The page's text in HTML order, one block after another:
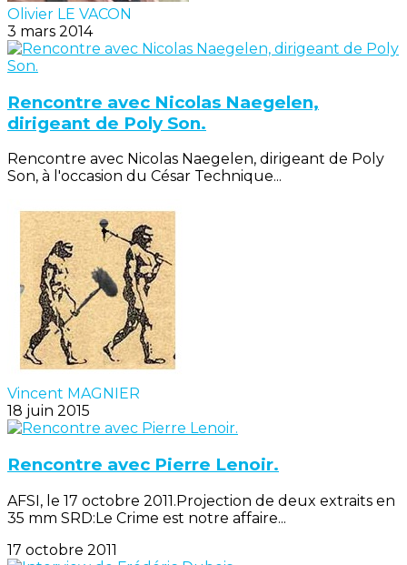
Olivier LE VACON
3 mars 2014
Rencontre avec Nicolas Naegelen,
dirigeant de Poly Son.
Rencontre avec Nicolas Naegelen, dirigeant de Poly
Son, à l'occasion du César Technique...
Vincent MAGNIER
18 juin 2015
Rencontre avec Pierre Lenoir.
AFSI, le 17 octobre 2011.Projection de deux extraits en
35 mm SRD:Le Crime est notre affaire...
17 octobre 2011